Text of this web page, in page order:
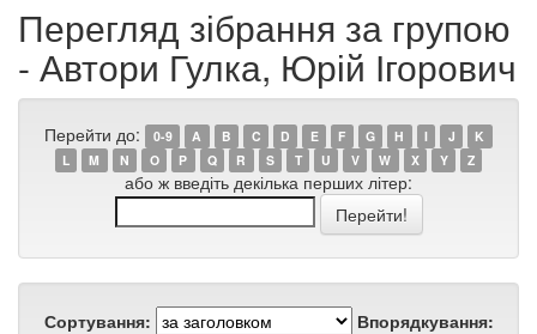
Перегляд зібрання за групою
- Автори Гулка, Юрій Ігорович
Перейти до: 0-9 A B C D E F G H I J
K
L
M N O P Q R S T U V W X Y Z
або ж введіть декілька перших літер:
Сортування:
Впорядкування: